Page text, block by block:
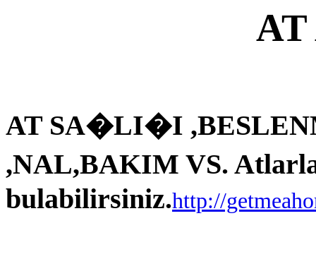
AT SA�LI�I
,NAL,BAKIM VS.
bulabilirsiniz.http://